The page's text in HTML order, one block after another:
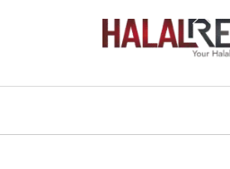
To
Top